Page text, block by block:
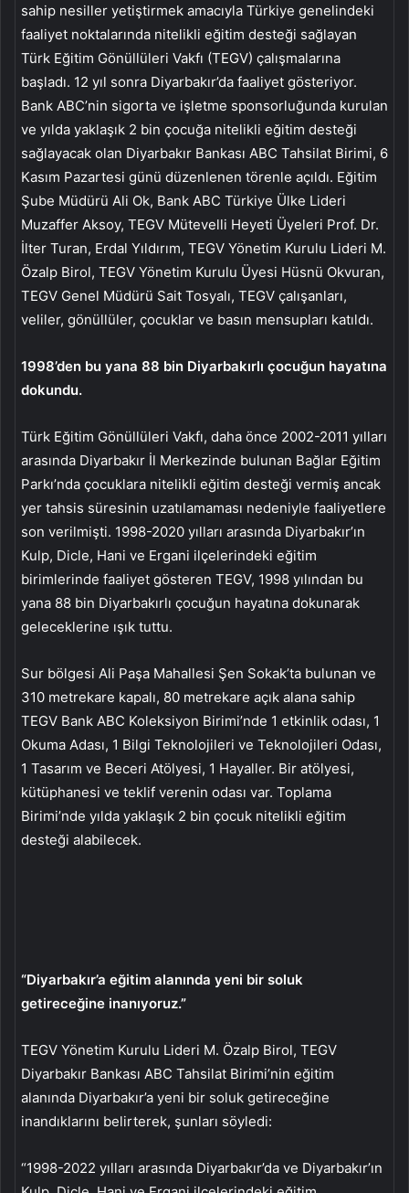
sahip nesiller yetiştirmek amacıyla Türkiye genelindeki
faaliyet noktalarında nitelikli eğitim desteği sağlayan
Türk Eğitim Gönüllüleri Vakfı (TEGV) çalışmalarına
başladı. 12 yıl sonra Diyarbakır’da faaliyet gösteriyor.
Bank ABC’nin sigorta ve işletme sponsorluğunda kurulan
ve yılda yaklaşık 2 bin çocuğa nitelikli eğitim desteği
sağlayacak olan Diyarbakır Bankası ABC Tahsilat Birimi, 6
Kasım Pazartesi günü düzenlenen törenle açıldı. Eğitim
Şube Müdürü Ali Ok, Bank ABC Türkiye Ülke Lideri
Muzaffer Aksoy, TEGV Mütevelli Heyeti Üyeleri Prof. Dr.
İlter Turan, Erdal Yıldırım, TEGV Yönetim Kurulu Lideri M.
Özalp Birol, TEGV Yönetim Kurulu Üyesi Hüsnü Okvuran,
TEGV Genel Müdürü Sait Tosyalı, TEGV çalışanları,
veliler, gönüllüler, çocuklar ve basın mensupları katıldı.
1998’den bu yana 88 bin Diyarbakırlı çocuğun hayatına
dokundu.
Türk Eğitim Gönüllüleri Vakfı, daha önce 2002-2011 yılları
arasında Diyarbakır İl Merkezinde bulunan Bağlar Eğitim
Parkı’nda çocuklara nitelikli eğitim desteği vermiş ancak
yer tahsis süresinin uzatılamaması nedeniyle faaliyetlere
son verilmişti. 1998-2020 yılları arasında Diyarbakır’ın
Kulp, Dicle, Hani ve Ergani ilçelerindeki eğitim
birimlerinde faaliyet gösteren TEGV, 1998 yılından bu
yana 88 bin Diyarbakırlı çocuğun hayatına dokunarak
geleceklerine ışık tuttu.
Sur bölgesi Ali Paşa Mahallesi Şen Sokak’ta bulunan ve
310 metrekare kapalı, 80 metrekare açık alana sahip
TEGV Bank ABC Koleksiyon Birimi’nde 1 etkinlik odası, 1
Okuma Adası, 1 Bilgi Teknolojileri ve Teknolojileri Odası,
1 Tasarım ve Beceri Atölyesi, 1 Hayaller. Bir atölyesi,
kütüphanesi ve teklif verenin odası var. Toplama
Birimi’nde yılda yaklaşık 2 bin çocuk nitelikli eğitim
desteği alabilecek.
“Diyarbakır’a eğitim alanında yeni bir soluk
getireceğine inanıyoruz.”
TEGV Yönetim Kurulu Lideri M. Özalp Birol, TEGV
Diyarbakır Bankası ABC Tahsilat Birimi’nin eğitim
alanında Diyarbakır’a yeni bir soluk getireceğine
inandıklarını belirterek, şunları söyledi:
“1998-2022 yılları arasında Diyarbakır’da ve Diyarbakır’ın